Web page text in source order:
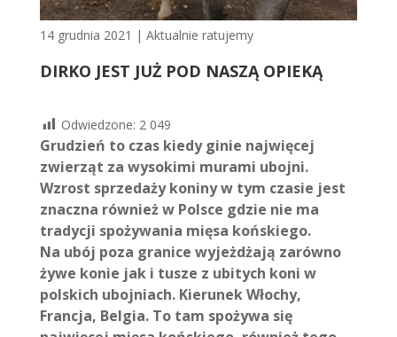
14 grudnia 2021 | Aktualnie ratujemy
DIRKO JEST JUŻ POD NASZĄ OPIEKĄ
Odwiedzone: 2 049
Grudzień to czas kiedy ginie najwięcej
zwierząt za wysokimi murami ubojni.
Wzrost sprzedaży koniny w tym czasie jest
znaczna również w Polsce gdzie nie ma
tradycji spożywania mięsa końskiego.
Na ubój poza granice wyjeżdżają zarówno
żywe konie jak i tusze z ubitych koni w
polskich ubojniach. Kierunek Włochy,
Francja, Belgia. To tam spożywa się